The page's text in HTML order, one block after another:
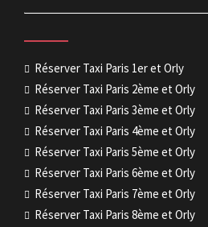
Réserver Taxi Paris 1er et Orly
Réserver Taxi Paris 2ème et Orly
Réserver Taxi Paris 3ème et Orly
Réserver Taxi Paris 4ème et Orly
Réserver Taxi Paris 5ème et Orly
Réserver Taxi Paris 6ème et Orly
Réserver Taxi Paris 7ème et Orly
Réserver Taxi Paris 8ème et Orly